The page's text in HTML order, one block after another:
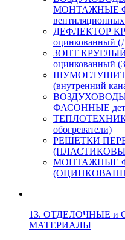
МОНТАЖНЫЕ
ДЕФЛЕКТОР
оцинкованный
ЗОНТ
оцинкованный
(внутренний
ВОЗДУХОВОДЫ
ФАСОННЫЕ
ТЕПЛОТЕХНИКА
обогреватели)
РЕШЕТКИ
МОНТАЖНЫЕ
13. ОТДЕЛОЧНЫЕ
МАТЕРИАЛЫ